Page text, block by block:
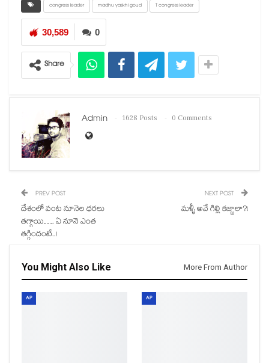
congress leader madhu yaskhi goud T congress leader
0
30,589
Share
Admin 1628 Posts 0 Comments
PREV POST
దేశంలో వంట నూనెల ధరలు
తగ్గాయి…. ఏ నూనె ఎంత
తగ్గిందంటే..!
NEXT POST
మళ్ళీ అవే గిల్లి కజ్జాలా?!
You Might Also Like More From Author
AP AP